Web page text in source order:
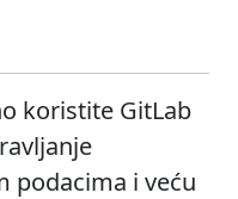
koristite GitLab
podacima i veću